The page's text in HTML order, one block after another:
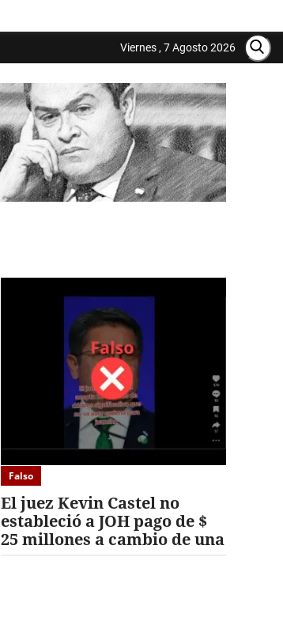
Viernes , 7 Agosto 2026
Falso
El juez Kevin Castel no
estableció a JOH pago de $
25 millones a cambio de una